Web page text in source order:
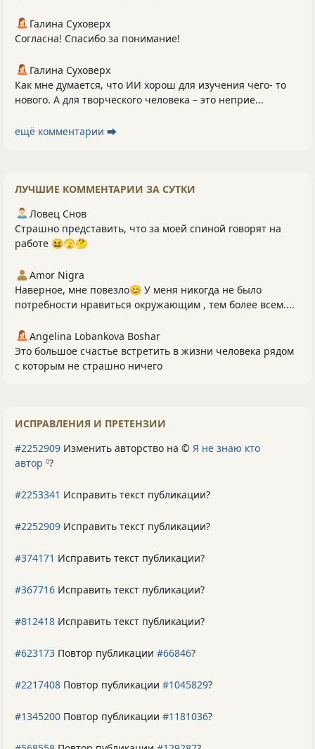
Галина Суховерх
Согласна! Спасибо за понимание!
Галина Суховерх
Как мне думается, что ИИ хорош для изучения чего- то
нового. А для творческого человека – это неприе...
ещё комментарии ⮕
ЛУЧШИЕ КОММЕНТАРИИ ЗА СУТКИ
Ловец Снов
Страшно представить, что за моей спиной говорят на
работе 😆🫣🤔
Amor Nigra
Наверное, мне повезло😊 У меня никогда не было
потребности нравиться окружающим , тем более всем....
Angelina Lobankova Boshar
Это большое счастье встретить в жизни человека рядом
с которым не страшно ничего
ИСПРАВЛЕНИЯ И ПРЕТЕНЗИИ
#2252909 Изменить авторство на © Я не знаю кто
автор 0?
#2253341 Исправить текст публикации?
#2252909 Исправить текст публикации?
#374171 Исправить текст публикации?
#367716 Исправить текст публикации?
#812418 Исправить текст публикации?
#623173 Повтор публикации #66846?
#2217408 Повтор публикации #1045829?
#1345200 Повтор публикации #1181036?